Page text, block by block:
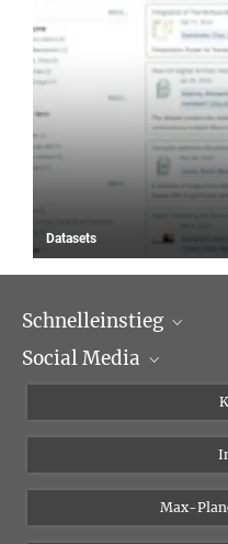
Datasets
Schnelleinstieg
Wissenschaftliche
Social Media
Instagram
Bluesky
Max-